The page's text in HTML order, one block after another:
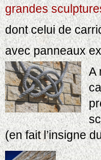
grandes
dont celui de
avec panneaux
A
(en fait l’insigne